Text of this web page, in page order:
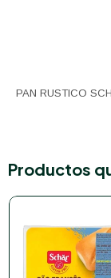
PAN RUSTICO
Productos